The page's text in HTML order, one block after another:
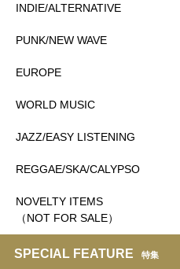
INDIE/ALTERNATIVE
PUNK/NEW WAVE
EUROPE
WORLD MUSIC
JAZZ/EASY LISTENING
REGGAE/SKA/CALYPSO
NOVELTY ITEMS
（NOT FOR SALE）
SPECIAL FEATURE 特集